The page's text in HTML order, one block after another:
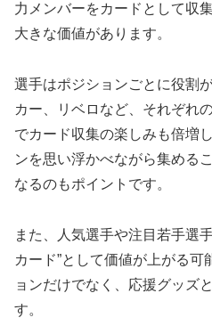
力メンバーをカードとして収
大きな価値があります。
選手はポジションごとに役割
カー、リベロなど、それぞれ
でカード収集の楽しみも倍増
ンを思い浮かべながら集める
なるのもポイントです。
また、人気選手や注目若手選
カード”として価値が上がる
ョンだけでなく、応援グッズ
す。